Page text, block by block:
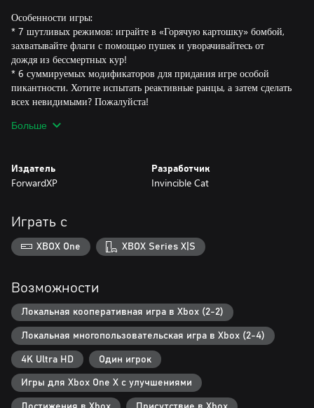
Особенности игры:
* 7 шутливых режимов: играйте в «Горячую картошку» бомбой,
захватывайте флаги с помощью пушек и уворачивайтесь от
дождя из бессмертных кур!
* 6 суммируемых модификаторов для придания игре особой
пикантности. Хотите испытать реактивные ранцы, а затем сделать
всех невидимыми? Пожалуйста!
Проверьте себя в бою с ботами-маньяками!
бесчисленные орды его приспешников!
Больше
Издатель
ForwardXP
Разработчик
Invincible Cat
Играть с
XBOX One XBOX Series X|S
Возможности
Локальная кооперативная игра в Xbox (2-2)
Локальная многопользовательская игра в Xbox (2-4)
4K Ultra HD Один игрок
Игры для Xbox One X с улучшениями